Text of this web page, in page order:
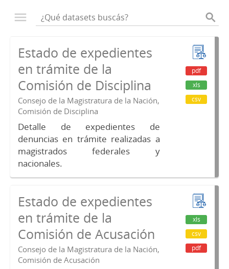
Estado de expedientes
en trámite de la
Comisión de Disciplina
Consejo de la Magistratura de la Nación,
Comisión de Disciplina
Detalle de expedientes de
denuncias en trámite realizadas a
magistrados federales y
nacionales.
pdf
xls
csv
Estado de expedientes
en trámite de la
Comisión de Acusación
Consejo de la Magistratura de la Nación,
Comisión de Acusación
xls
csv
pdf